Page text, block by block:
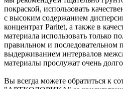
покраской, использовать
с высоким содержанием
концентрат Paritet, а также в
материала использовать только
правильном и последовательном
выдерживанием интервалов
материалы прослужат очень
Вы всегда можете обратиться к